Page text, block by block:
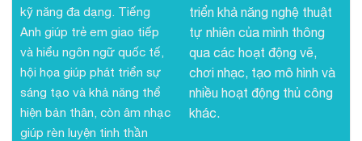
kỹ năng đa dạng. Tiếng
Anh giúp trẻ em giao tiếp
và hiểu ngôn ngữ quốc tế,
hội họa giúp phát triển sự
sáng tạo và khả năng thể
hiện bản thân, còn âm nhạc
giúp rèn luyện tinh thần
triển khả năng nghệ thuật
tự nhiên của mình thông
qua các hoạt động vẽ,
chơi nhạc, tạo mô hình và
nhiều hoạt động thủ công
khác.